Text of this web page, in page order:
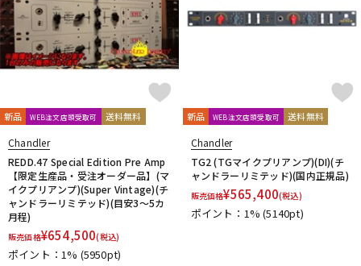
キーボード 電子ピアノ
DJ機器 DTM
DTM オンライン納品
新品 WEB注文店頭受取可 送料無料
Chandler
REDD.47 Special Edition Pre Amp
【限定生産品・受注オーダー品】(マ
イクプリアンプ)(Super Vintage)(チ
ャンドラーリミテッド)(目安3～5カ
月程)
販売価格¥654,500(税込)
ポイント：1% (5950pt)
新品 WEB注文店頭受取可 送料無料
Chandler
TG2 (TGマイクプリアンプ)(DI)(チ
ャンドラーリミテッド)(国内正規品)
販売価格¥565,400(税込)
ポイント：1%(5140pt)